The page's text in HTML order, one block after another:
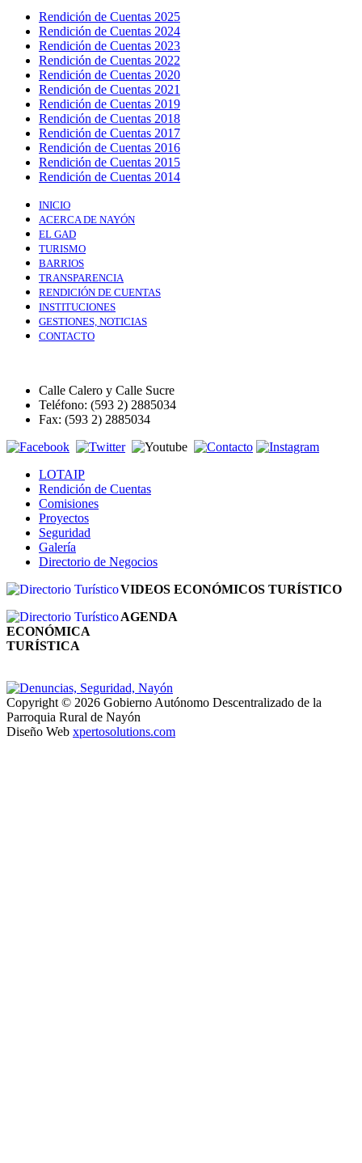
Rendición de Cuentas 2025
Rendición de Cuentas 2024
Rendición de Cuentas 2023
Rendición de Cuentas 2022
Rendición de Cuentas 2020
Rendición de Cuentas 2021
Rendición de Cuentas 2019
Rendición de Cuentas 2018
Rendición de Cuentas 2017
Rendición de Cuentas 2016
Rendición de Cuentas 2015
Rendición de Cuentas 2014
INICIO
ACERCA DE NAYÓN
EL GAD
TURISMO
BARRIOS
TRANSPARENCIA
RENDICIÓN DE CUENTAS
INSTITUCIONES
GESTIONES, NOTICIAS
CONTACTO
Calle Calero y Calle Sucre
Teléfono: (593 2) 2885034
Fax: (593 2) 2885034
LOTAIP
Rendición de Cuentas
Comisiones
Proyectos
Seguridad
Galería
Directorio de Negocios
VIDEOS ECONÓMICOS TURÍSTICO
AGENDA
ECONÓMICA
TURÍSTICA
Copyright © 2026 Gobierno Autónomo Descentralizado de la
Parroquia Rural de Nayón
Diseño Web xpertosolutions.com